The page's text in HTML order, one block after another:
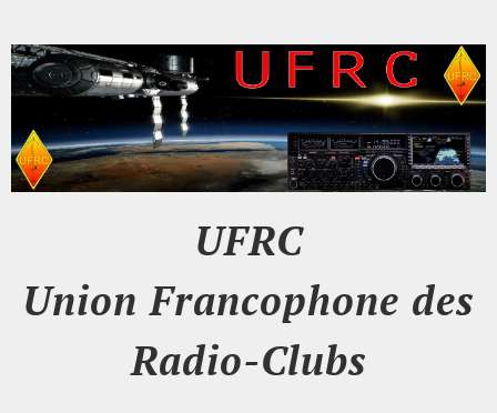
UFRC
Union Francophone des
Radio-Clubs